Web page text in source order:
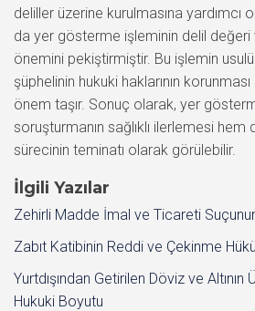
deliller üzerine kurulmasına yardımcı
da yer gösterme işleminin delil değeri
önemini pekiştirmiştir. Bu işlemin
şüphelinin hukuki haklarının
önem taşır. Sonuç olarak, yer
soruşturmanın sağlıklı ilerlemesi hem
sürecinin teminatı olarak görülebilir.
İlgili Yazılar
Zehirli Madde İmal ve Ticareti
Zabıt Katibinin Reddi ve Çekinme
Yurtdışından Getirilen Döviz ve Altının
Hukuki Boyutu